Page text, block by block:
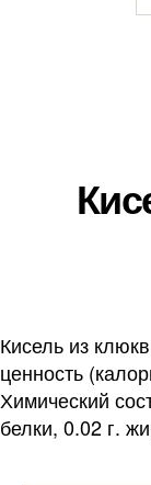
Кисель из
ценность
Химический
белки, 0.02 г.